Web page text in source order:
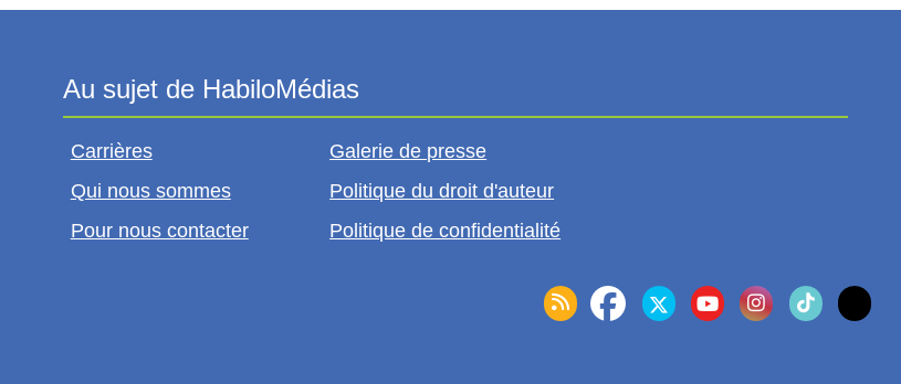
Carrières
Qui nous sommes
Pour nous contacter
Galerie de presse
Politique du droit d'auteur
Politique de confidentialité